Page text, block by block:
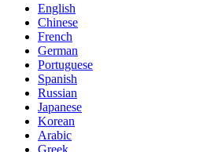
English
Chinese
French
German
Portuguese
Spanish
Russian
Japanese
Korean
Arabic
Greek